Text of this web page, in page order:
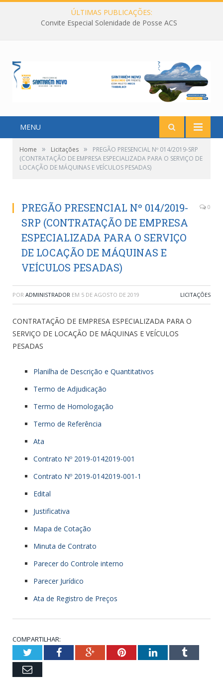
ÚLTIMAS PUBLICAÇÕES:
Convite Especial Solenidade de Posse ACS
MENU
Home » Licitações »
PREGÃO PRESENCIAL Nº 014/2019-SRP
(CONTRATAÇÃO DE EMPRESA ESPECIALIZADA PARA O SERVIÇO DE
LOCAÇÃO DE MÁQUINAS E VEÍCULOS PESADAS)
PREGÃO PRESENCIAL Nº 014/2019-
SRP (CONTRATAÇÃO DE EMPRESA
ESPECIALIZADA PARA O SERVIÇO
DE LOCAÇÃO DE MÁQUINAS E
VEÍCULOS PESADAS)
0
POR ADMINISTRADOR EM 5 DE AGOSTO DE 2019 LICITAÇÕES
CONTRATAÇÃO DE EMPRESA ESPECIALIZADA PARA O
SERVIÇO DE LOCAÇÃO DE MÁQUINAS E VEÍCULOS
PESADAS
Planilha de Descrição e Quantitativos
Termo de Adjudicação
Termo de Homologação
Termo de Referência
Ata
Contrato Nº 2019-0142019-001
Contrato Nº 2019-0142019-001-1
Edital
Justificativa
Mapa de Cotação
Minuta de Contrato
Parecer do Controle interno
Parecer Jurídico
Ata de Registro de Preços
COMPARTILHAR:
TwitterFacebookGoogle+PinterestLinkedInTumblr
Email